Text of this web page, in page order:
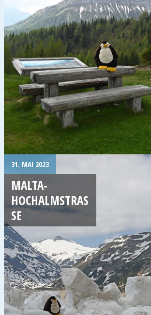
31. MAI 2023
MALTA-
HOCHALMSTRASS
E